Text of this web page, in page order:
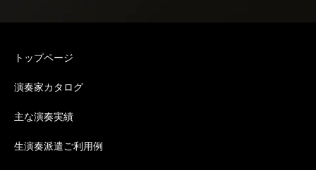
トップページ
演奏家カタログ
主な演奏実績
生演奏派遣ご利用例